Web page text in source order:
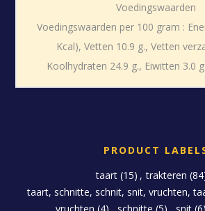
Voedingswaarden
Voedingswaarden per 100 gram :
Kcal), Vetten 10.9 g., Vetten
Koolhydraten 24.9 g., Eiwitten 3.0
PRODUCT
taart (15) , trakteren
taart, schnitte, schnit, snit, vruchten,